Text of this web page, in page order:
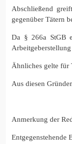
Abschließend
gegenüber Tätern
Da § 266a StGB
Ähnliches gelte für
Aus diesen
Anmerkung der
Entgegenstehende